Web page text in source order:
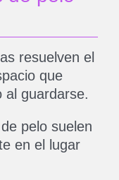
resuelven el
que
al guardarse.
pelo suelen
en el lugar